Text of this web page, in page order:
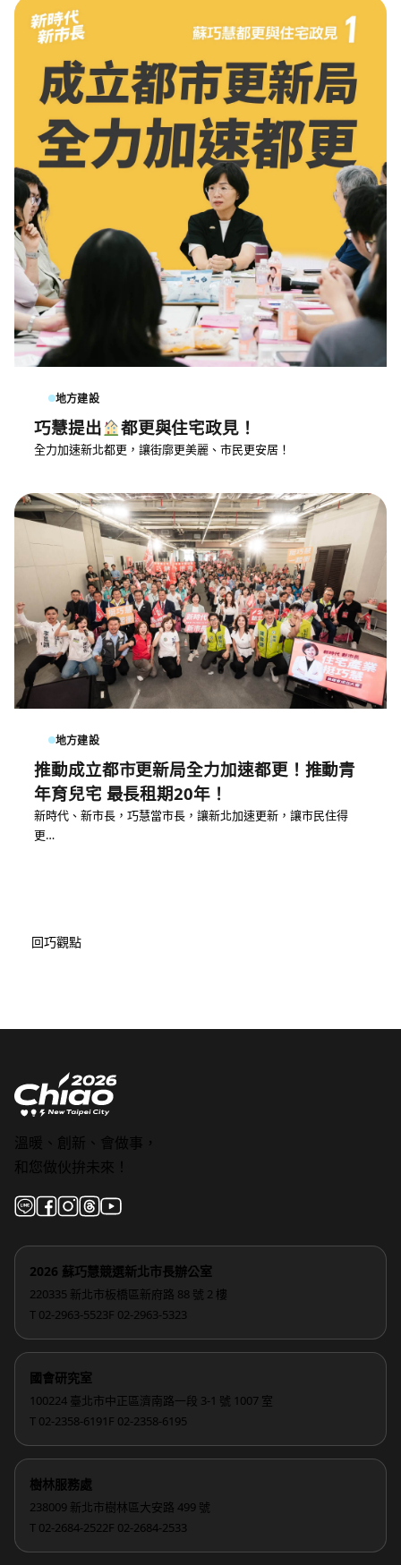
地方建設
巧慧提出 都更與住宅政見！
全力加速新北都更，讓街廓更美麗、市民更安居！
地方建設
推動成立都市更新局全力加速都更！推動青
年育兒宅 最長租期20年！
新時代、新市長，巧慧當市長，讓新北加速更新，讓市民住得
更…
回巧觀點
溫暖、創新、會做事，
和您做伙拚未來！
2026 蘇巧慧競選新北市長辦公室
220335 新北市板橋區新府路 88 號 2 樓
T 02-2963-5523F 02-2963-5323
國會研究室
100224 臺北市中正區濟南路一段 3-1 號 1007 室
T 02-2358-6191 F 02-2358-6195
樹林服務處
238009 新北市樹林區大安路 499 號
T 02-2684-2522F 02-2684-2533